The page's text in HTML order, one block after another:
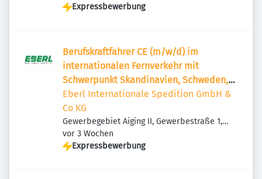
Expressbewerbung
Berufskraftfahrer CE (m/w/d) im
internationalen Fernverkehr mit
Schwerpunkt Skandinavien, Schweden,
Norwegen, Finnland
Eberl Internationale Spedition GmbH &
Co KG
Gewerbegebiet Aiging II, Gewerbestraße 1,
83365 Nußdorf, Deutschland
Veröffentlicht
vor 3 Wochen
Expressbewerbung